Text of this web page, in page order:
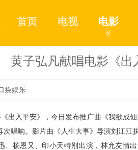
首页 电视 电影
≫
黄子弘凡献唱电影《
娱乐
出入平安》 ，今日发布推广曲《我欲成
次唱响。影片由《人生大事》导演刘江江
、杨恩又、印小天特别出演，林允友情